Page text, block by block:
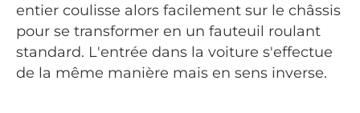
entier coulisse alors facilement sur le châssis
pour se transformer en un fauteuil roulant
standard. L'entrée dans la voiture s'effectue
de la même manière mais en sens inverse.